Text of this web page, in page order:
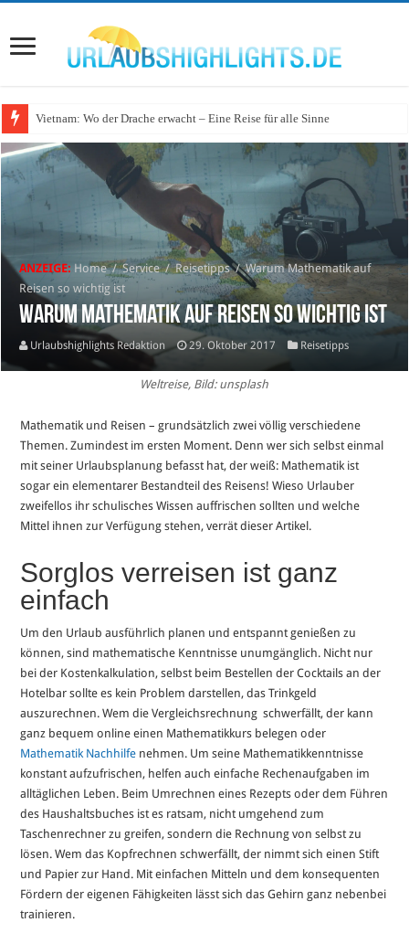
Vietnam: Wo der Drache erwacht – Eine Reise für alle Sinne
ANZEIGE: Home / Service / Reisetipps / Warum Mathematik auf
Reisen so wichtig ist
Warum Mathematik auf Reisen so wichtig ist
Urlaubshighlights Redaktion 29. Oktober 2017 Reisetipps
Weltreise, Bild: unsplash
Mathematik und Reisen – grundsätzlich zwei völlig verschiedene
Themen. Zumindest im ersten Moment. Denn wer sich selbst einmal
mit seiner Urlaubsplanung befasst hat, der weiß: Mathematik ist
sogar ein elementarer Bestandteil des Reisens! Wieso Urlauber
zweifellos ihr schulisches Wissen auffrischen sollten und welche
Mittel ihnen zur Verfügung stehen, verrät dieser Artikel.
Sorglos verreisen ist ganz
einfach
Um den Urlaub ausführlich planen und entspannt genießen zu
können, sind mathematische Kenntnisse unumgänglich. Nicht nur
bei der Kostenkalkulation, selbst beim Bestellen der Cocktails an der
Hotelbar sollte es kein Problem darstellen, das Trinkgeld
auszurechnen. Wem die Vergleichsrechnung schwerfällt, der kann
ganz bequem online einen Mathematikkurs belegen oder
Mathematik Nachhilfe nehmen. Um seine Mathematikkenntnisse
konstant aufzufrischen, helfen auch einfache Rechenaufgaben im
alltäglichen Leben. Beim Umrechnen eines Rezepts oder dem Führen
des Haushaltsbuches ist es ratsam, nicht umgehend zum
Taschenrechner zu greifen, sondern die Rechnung von selbst zu
lösen. Wem das Kopfrechnen schwerfällt, der nimmt sich einen Stift
und Papier zur Hand. Mit einfachen Mitteln und dem konsequenten
Fördern der eigenen Fähigkeiten lässt sich das Gehirn ganz nebenbei
trainieren.